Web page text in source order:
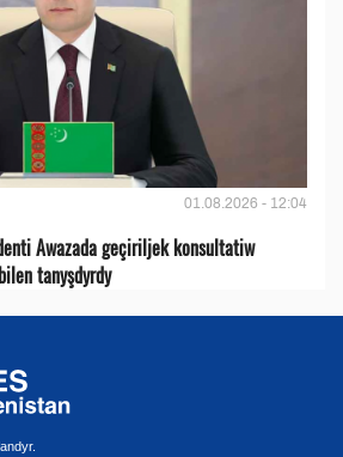
01.08.2026 - 12:04
Awazada geçiriljek konsultatiw
tanyşdyrdy